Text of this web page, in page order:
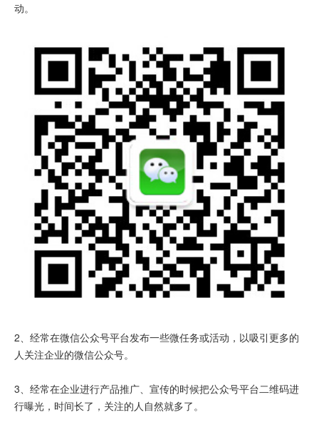
动。
2、经常在微信公众号平台发布一些微任务或活动，以吸引更多的
人关注企业的微信公众号。
3、经常在企业进行产品推广、宣传的时候把公众号平台二维码进
行曝光，时间长了，关注的人自然就多了。